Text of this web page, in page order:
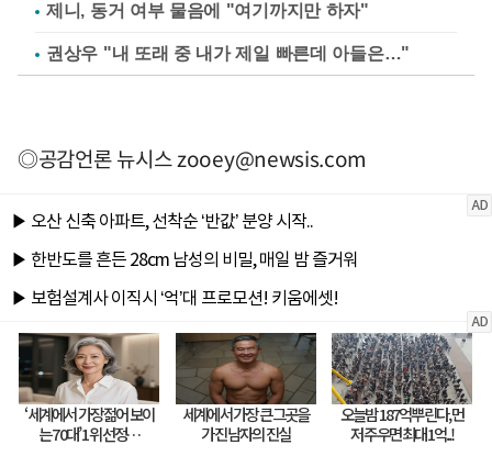
제니, 동거 여부 물음에 "여기까지만 하자"
권상우 "내 또래 중 내가 제일 빠른데 아들은…"
◎공감언론 뉴시스zooey@newsis.com